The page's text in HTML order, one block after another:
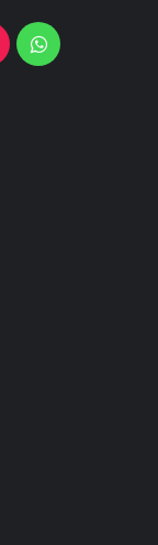
TikTokWhatsApp